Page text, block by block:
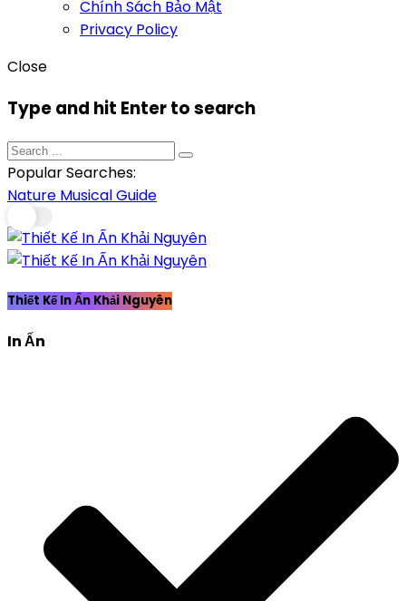
Chính Sách Bảo Mật
Privacy Policy
Close
Type and hit Enter to search
Popular Searches:
Nature MusicalGuide
Thiết Kế In Ấn Khải Nguyên
In Ấn